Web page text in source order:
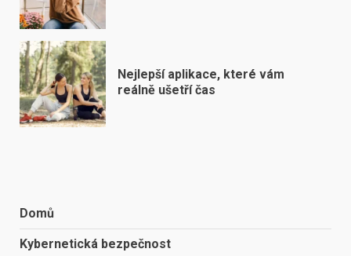
Nejlepší aplikace, které vám
reálně ušetří čas
Domů
Kybernetická bezpečnost